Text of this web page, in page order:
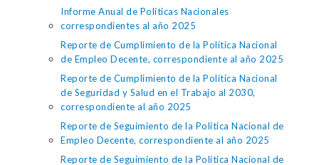
Informe Anual de Políticas Nacionales
correspondientes al año 2025
Reporte de Cumplimiento de la Política Nacional
de Empleo Decente, correspondiente al año 2025
Reporte de Cumplimiento de la Política Nacional
de Seguridad y Salud en el Trabajo al 2030,
correspondiente al año 2025
Reporte de Seguimiento de la Política Nacional de
Empleo Decente, correspondiente al año 2025
Reporte de Seguimiento de la Política Nacional de